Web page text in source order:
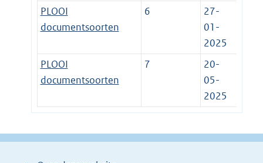
PLOOI
documentsoorten
6
27-
01-
2025
PLOOI
documentsoorten
7
20-
05-
2025